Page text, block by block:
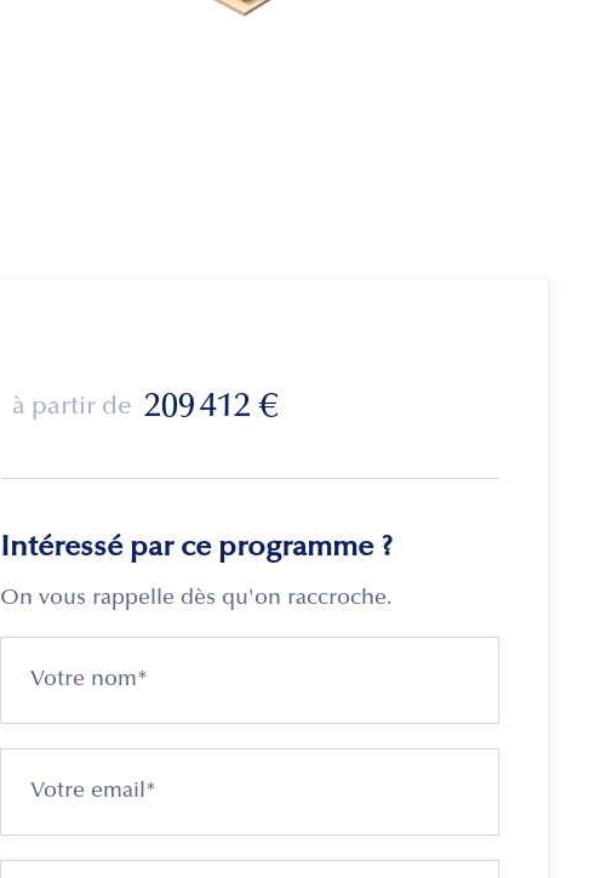
à partir de 209 412 €
Intéressé par ce programme ?
On vous rappelle dès qu'on raccroche.